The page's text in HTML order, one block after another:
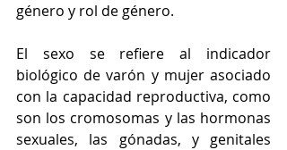
género y rol de género.
El sexo se refiere al indicador
biológico de varón y mujer asociado
con la capacidad reproductiva, como
son los cromosomas y las hormonas
sexuales, las gónadas, y genitales